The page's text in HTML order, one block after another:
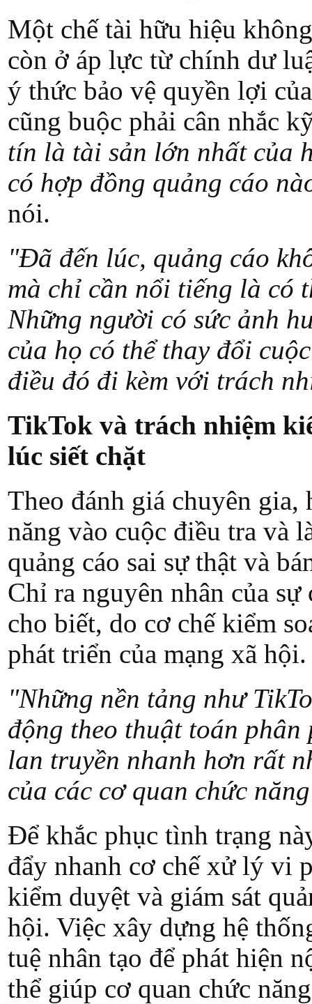
Một chế tài hữu hiệu
còn ở áp lực từ chính dư
ý thức bảo vệ quyền lợi
cũng buộc phải cân nhắc
tín là tài sản lớn nhất của
có hợp đồng quảng cáo
nói.
"Đã đến lúc, quảng cáo
mà chỉ cần nổi tiếng là có
Những người có sức ảnh
của họ có thể thay đổi
điều đó đi kèm với trách
TikTok và trách nhiệm
lúc siết chặt
Theo đánh giá chuyên gia,
năng vào cuộc điều tra và
quảng cáo sai sự thật và
Chỉ ra nguyên nhân của
cho biết, do cơ chế kiểm
phát triển của mạng xã hội.
"Những nền tảng như
động theo thuật toán
lan truyền nhanh hơn rất
của các cơ quan chức
Để khắc phục tình trạng
đẩy nhanh cơ chế xử lý vi
kiểm duyệt và giám sát
hội. Việc xây dựng hệ
tuệ nhân tạo để phát hiện
thể giúp cơ quan chức